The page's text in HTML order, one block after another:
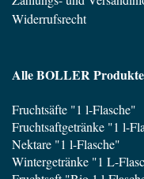
Widerrufsrecht
Alle BOLLER Produkte
Fruchtsäfte "1 l-Flasche"
Fruchtsaftgetränke "1 l-
Nektare "1 l-Flasche"
Wintergetränke "1 L-